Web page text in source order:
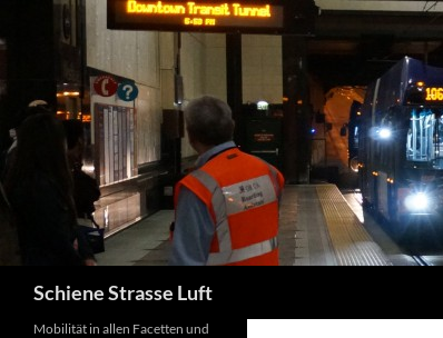
Inhalt
Schiene Strasse Luft
Mobilität in allen Facetten und